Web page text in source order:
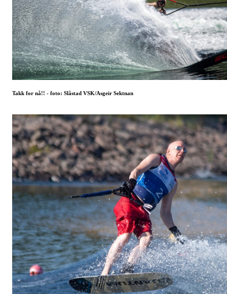
Takk for nå!! - foto: Slåstad VSK/Asgeir Sektnan